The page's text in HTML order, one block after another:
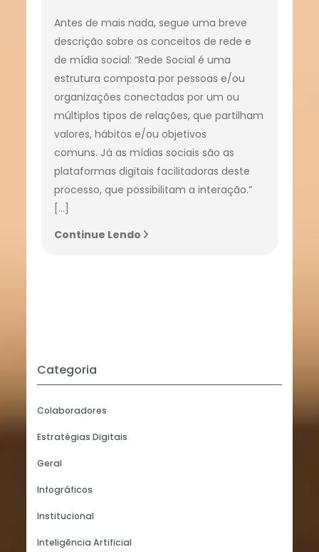
Antes de mais nada, segue uma breve
descrição sobre os conceitos de rede e
de mídia social: “Rede Social é uma
estrutura composta por pessoas e/ou
organizações conectadas por um ou
múltiplos tipos de relações, que partilham
valores, hábitos e/ou objetivos
comuns. Já as mídias sociais são as
plataformas digitais facilitadoras deste
processo, que possibilitam a interação.”
[…]
Continue Lendo
Categoria
Colaboradores
Estratégias Digitais
Geral
Infográficos
Institucional
Inteligência Artificial